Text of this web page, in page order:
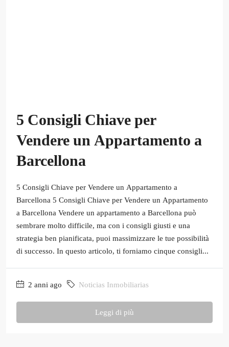
5 Consigli Chiave per
Vendere un Appartamento a
Barcellona
5 Consigli Chiave per Vendere un Appartamento a
Barcellona 5 Consigli Chiave per Vendere un Appartamento
a Barcellona Vendere un appartamento a Barcellona può
sembrare molto difficile, ma con i consigli giusti e una
strategia ben pianificata, puoi massimizzare le tue possibilità
di successo. In questo articolo, ti forniamo cinque consigli...
2 anni ago Noticias Inmobiliarias
Leggi di più